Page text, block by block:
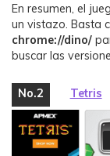
En resumen, el
un vistazo. Basta
chrome://dino/
buscar las
No.2 Tetris